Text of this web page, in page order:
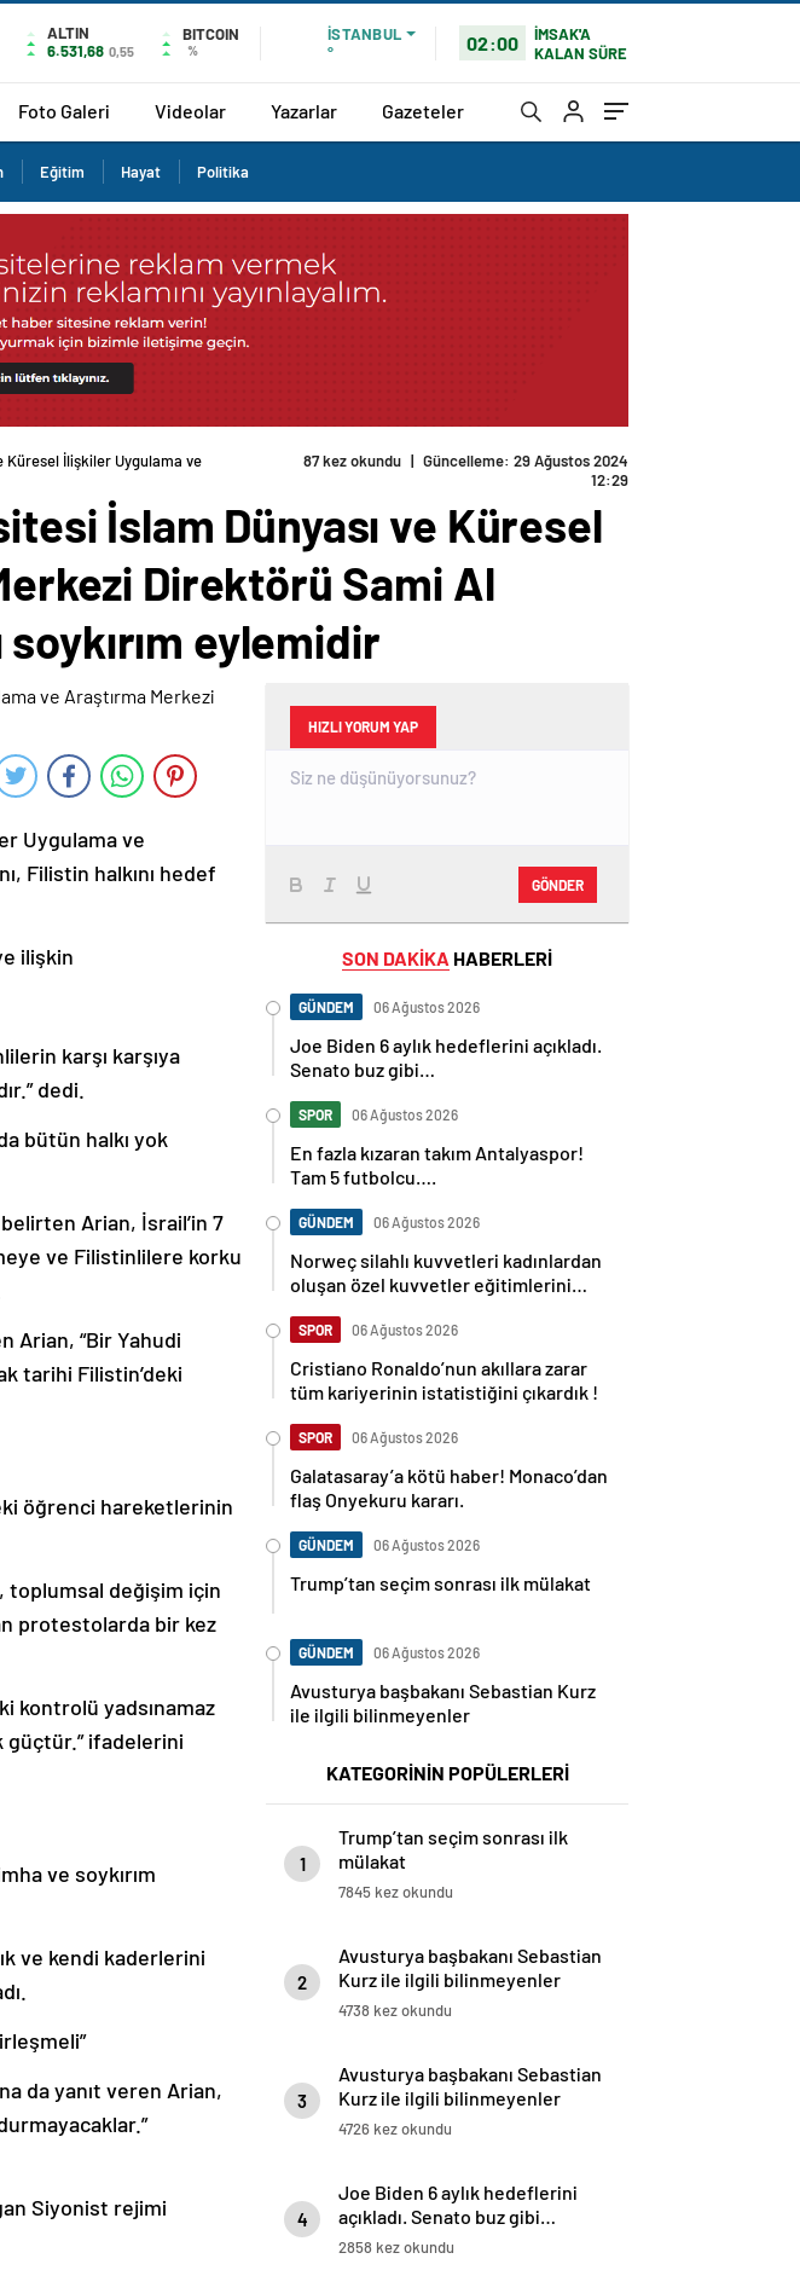
ALTIN
6.531,68 0,55
BITCOIN
%
İSTANBUL
°
02:00
İMSAK'A
KALAN SÜRE
Foto Galeri Videolar Yazarlar Gazeteler
Eğitim Hayat Politika
Küresel İlişkiler Uygulama ve
87 kez okundu | Güncelleme: 29 Ağustos 2024
12:29
İslam Dünyası ve Küresel
Direktörü Sami Al
soykırım eylemidir
Uygulama ve
Filistin halkını hedef
ilişkin
karşı karşıya
dedi.
bütün halkı yok
belirten Arian, İsrail’in 7
ve Filistinlilere korku
Arian, “Bir Yahudi
tarihi Filistin’deki
öğrenci hareketlerinin
toplumsal değişim için
protestolarda bir kez
kontrolü yadsınamaz
güçtür.” ifadelerini
ve soykırım
ve kendi kaderlerini
da yanıt veren Arian,
Siyonist rejimi
HIZLI YORUM YAP
GÖNDER
SON DAKİKA HABERLERİ
GÜNDEM 06 Ağustos 2026
Joe Biden 6 aylık hedeflerini açıkladı.
Senato buz gibi…
SPOR 06 Ağustos 2026
En fazla kızaran takım Antalyaspor!
Tam 5 futbolcu….
GÜNDEM 06 Ağustos 2026
Norweç silahlı kuvvetleri kadınlardan
oluşan özel kuvvetler eğitimlerini
SPOR 06 Ağustos 2026
Cristiano Ronaldo’nun akıllara zarar
tüm kariyerinin istatistiğini çıkardık !
SPOR 06 Ağustos 2026
Galatasaray’a kötü haber! Monaco’dan
flaş Onyekuru kararı.
GÜNDEM 06 Ağustos 2026
Trump’tan seçim sonrası ilk mülakat
GÜNDEM 06 Ağustos 2026
Avusturya başbakanı Sebastian Kurz
ile ilgili bilinmeyenler
KATEGORİNİN POPÜLERLERİ
1
Trump’tan seçim sonrası ilk
mülakat
7845 kez okundu
2
Avusturya başbakanı Sebastian
Kurz ile ilgili bilinmeyenler
4738 kez okundu
3
Avusturya başbakanı Sebastian
Kurz ile ilgili bilinmeyenler
4726 kez okundu
4
Joe Biden 6 aylık hedeflerini
açıkladı. Senato buz gibi…
2858 kez okundu